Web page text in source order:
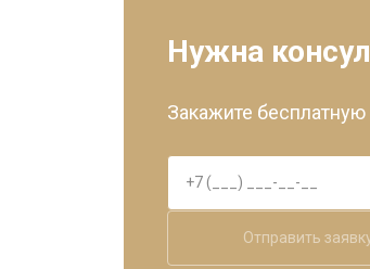
Нужна
Закажите
Отправить